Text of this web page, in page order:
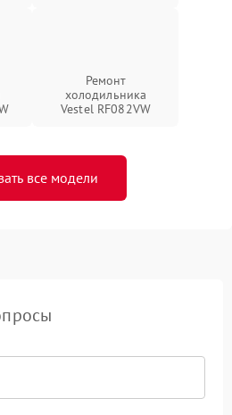
Ремонт
холодильника
Vestel RF082VW
все модели